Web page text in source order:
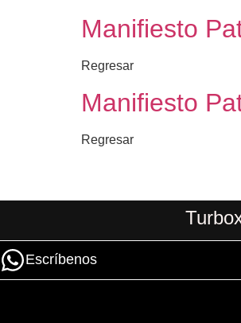
Manifiesto
Regresar
Manifiesto
Regresar
Escríbenos